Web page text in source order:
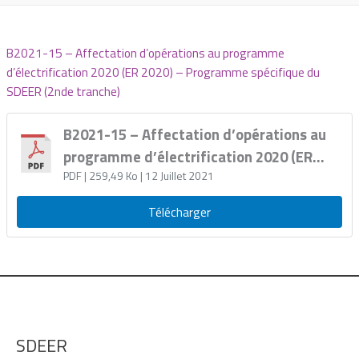
B2021-15 – Affectation d’opérations au programme
d’électrification 2020 (ER 2020) – Programme spécifique du
SDEER (2nde tranche)
B2021-15 – Affectation d’opérations au
programme d’électrification 2020 (ER
2020) – Programme spécifique du SDEER
(2nde tranche)
PDF| 259,49 Ko | 12 Juillet 2021
Télécharger
SDEER